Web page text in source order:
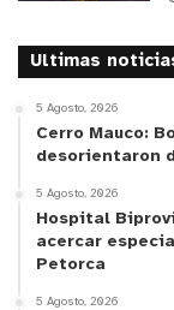
Ultimas
5 Agosto, 2026
Cerro Mauco:
desorientaron
5 Agosto, 2026
Hospital
acercar
Petorca
5 Agosto, 2026